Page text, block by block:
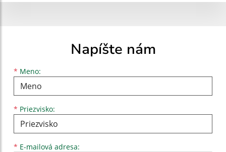
Napíšte nám
* Meno:
Meno
* Priezvisko:
Priezvisko
* E-mailová adresa:
E-mailová adresa